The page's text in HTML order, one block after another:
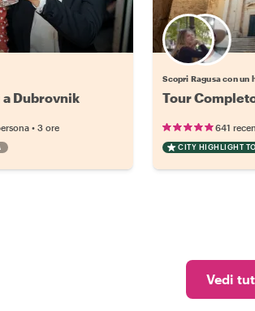
a Dubrovnik
• 3 ore
Scopri Ragusa con un
Tour
641
CITY HIGHLIGHT
Vedi